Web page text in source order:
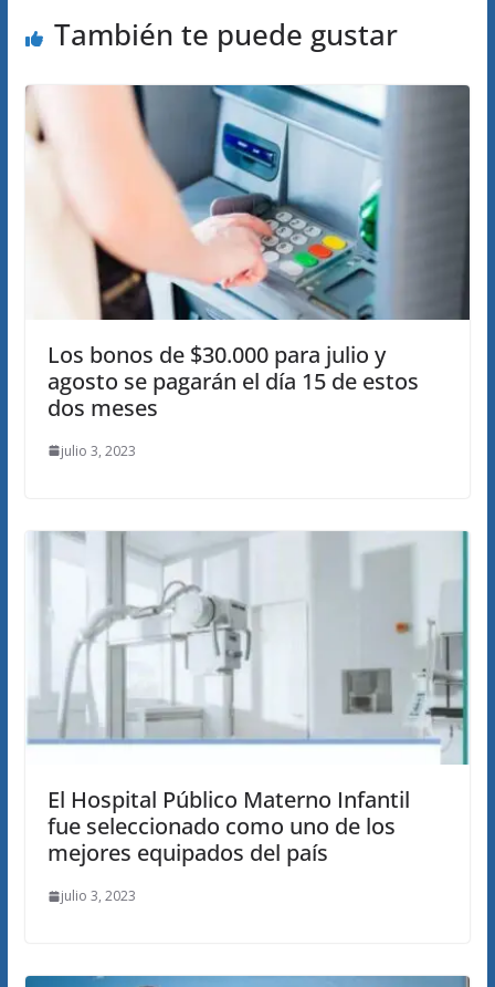
También te puede gustar
Los bonos de $30.000 para julio y
agosto se pagarán el día 15 de estos
dos meses
julio 3, 2023
El Hospital Público Materno Infantil
fue seleccionado como uno de los
mejores equipados del país
julio 3, 2023